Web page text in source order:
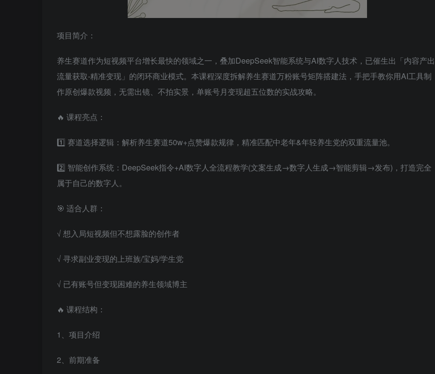
项目简介：
养生赛道作为短视频平台增长最快的领域之一，叠加DeepSeek智能系统与AI数字人技术，已催生出「内容产
流量获取-精准变现」的闭环商业模式。本课程深度拆解养生赛道万粉账号矩阵搭建法，手把手教你用AI工具制
作原创爆款视频，无需出镜、不拍实景，单账号月变现超五位数的实战攻略。
🔥 课程亮点：
1️⃣ 赛道选择逻辑：解析养生赛道50w+点赞爆款规律，精准匹配中老年&年轻养生党的双重流量池。
2️⃣ 智能创作系统：DeepSeek指令+AI数字人全流程教学(文案生成→数字人生成→智能剪辑→发布)，打造完全
属于自己的数字人。
🎯 适合人群：
√ 想入局短视频但不想露脸的创作者
√ 寻求副业变现的上班族/宝妈/学生党
√ 已有账号但变现困难的养生领域博主
🔥 课程结构：
1、项目介绍
2、前期准备